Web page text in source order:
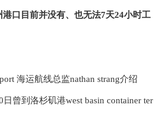
港口目前并没有、也无法7天24小时工
海运航线总监nathan strang介绍
日曾到洛杉矶港west basin container ter